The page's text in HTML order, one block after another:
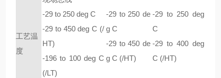
工艺温
度
-29 to 250 deg C
-29 to 450 deg C (/
HT)
-196 to 100 deg C
(/LT)
-29 to 250 de
g C
-29 to 450 de
g C (/HT)
-29 to 250 deg
C
-29 to 400 deg
C (/HT)